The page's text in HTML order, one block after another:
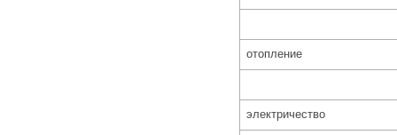
отопление
электричество